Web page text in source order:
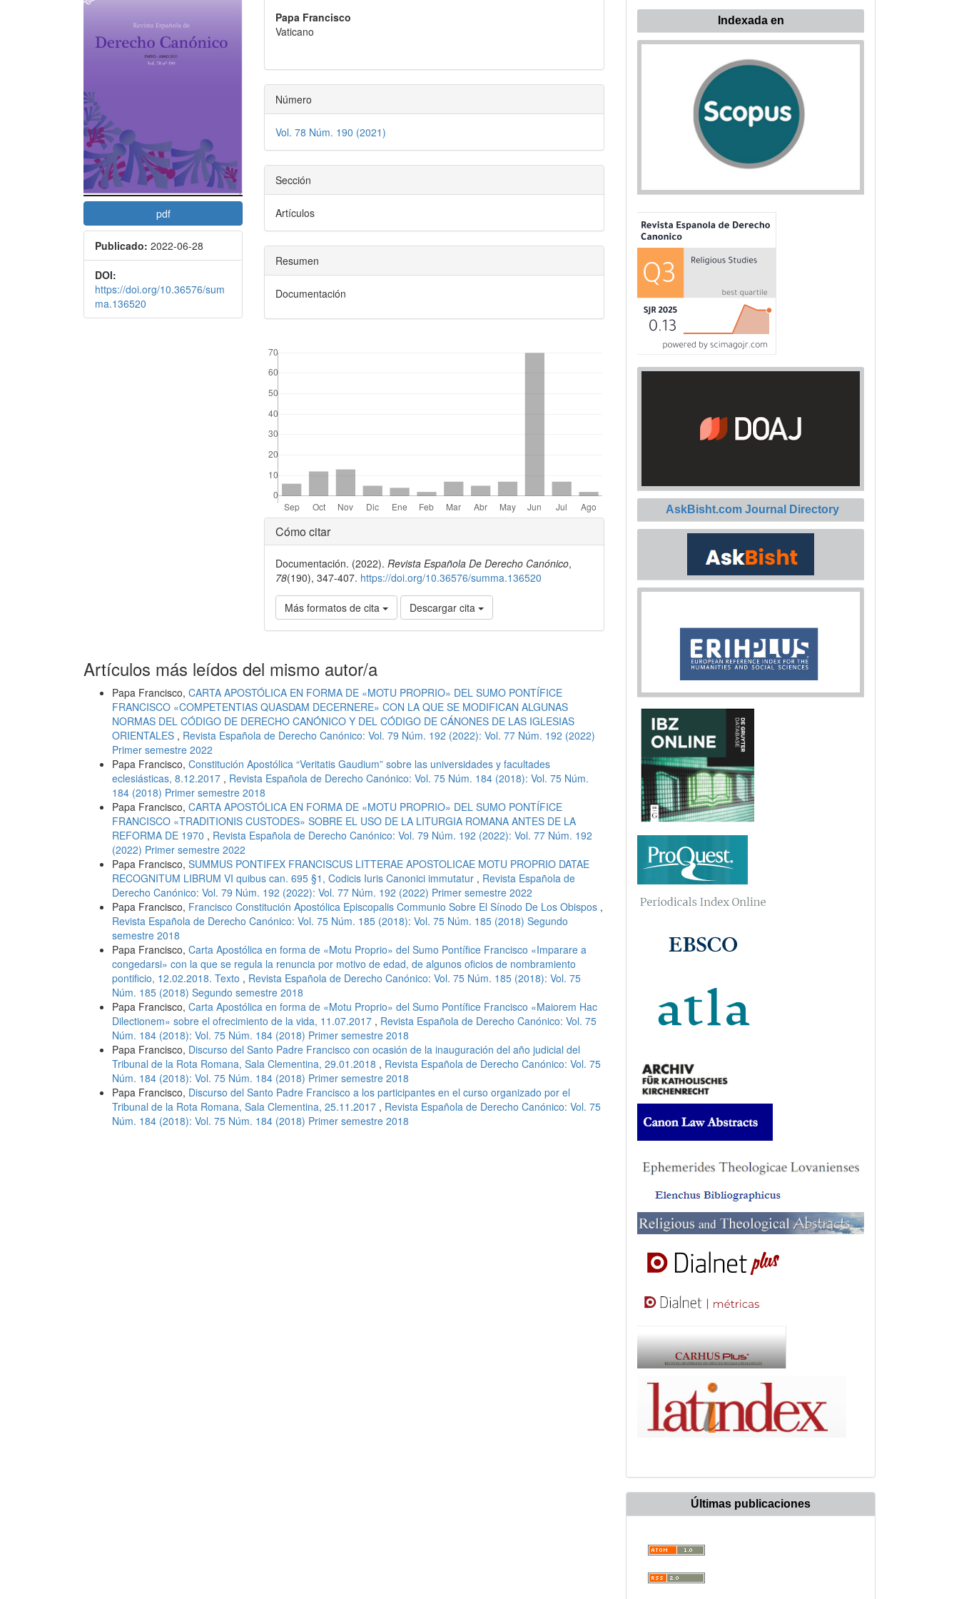
del
artículo
pdf
Publicado: 2022-06-28
DOI:
https://doi.org/10.36576/sum
ma.136520
del
Papa Francisco
Vaticano
Número
Vol. 78 Núm. 190 (2021)
Sección
Artículos
Resumen
Documentación
Detalles
del
artículo
Cómo citar
Documentación. (2022).Revista Española De Derecho Canónico,
78(190), 347-407. https://doi.org/10.36576/summa.136520
Más formatos de cita Descargar cita
Artículos más leídos del mismo autor/a
Papa Francisco, CARTA APOSTÓLICA EN FORMA DE «MOTU PROPRIO» DEL SUMO PONTÍFICE
FRANCISCO «COMPETENTIAS QUASDAM DECERNERE» CON LA QUE SE MODIFICAN ALGUNAS
NORMAS DEL CÓDIGO DE DERECHO CANÓNICO Y DEL CÓDIGO DE CÁNONES DE LAS IGLESIAS
ORIENTALES , Revista Española de Derecho Canónico: Vol. 79 Núm. 192 (2022): Vol. 77 Núm. 192 (2022)
Primer semestre 2022
Papa Francisco, Constitución Apostólica “Veritatis Gaudium” sobre las universidades y facultades
eclesiásticas, 8.12.2017 , Revista Española de Derecho Canónico: Vol. 75 Núm. 184 (2018): Vol. 75 Núm.
184 (2018) Primer semestre 2018
Papa Francisco, CARTA APOSTÓLICA EN FORMA DE «MOTU PROPRIO» DEL SUMO PONTÍFICE
FRANCISCO «TRADITIONIS CUSTODES» SOBRE EL USO DE LA LITURGIA ROMANA ANTES DE LA
REFORMA DE 1970 , Revista Española de Derecho Canónico: Vol. 79 Núm. 192 (2022): Vol. 77 Núm. 192
(2022) Primer semestre 2022
Papa Francisco, SUMMUS PONTIFEX FRANCISCUS LITTERAE APOSTOLICAE MOTU PROPRIO DATAE
RECOGNITUM LIBRUM VI quibus can. 695 §1, Codicis Iuris Canonici immutatur , Revista Española de
Derecho Canónico: Vol. 79 Núm. 192 (2022): Vol. 77 Núm. 192 (2022) Primer semestre 2022
Papa Francisco, Francisco Constitución Apostólica Episcopalis Communio Sobre El Sínodo De Los Obispos ,
Revista Española de Derecho Canónico: Vol. 75 Núm. 185 (2018): Vol. 75 Núm. 185 (2018) Segundo
semestre 2018
Papa Francisco, Carta Apostólica en forma de «Motu Proprio» del Sumo Pontífice Francisco «Imparare a
congedarsi» con la que se regula la renuncia por motivo de edad, de algunos oficios de nombramiento
pontificio, 12.02.2018. Texto , Revista Española de Derecho Canónico: Vol. 75 Núm. 185 (2018): Vol. 75
Núm. 185 (2018) Segundo semestre 2018
Papa Francisco, Carta Apostólica en forma de «Motu Proprio» del Sumo Pontífice Francisco «Maiorem Hac
Dilectionem» sobre el ofrecimiento de la vida, 11.07.2017 , Revista Española de Derecho Canónico: Vol. 75
Núm. 184 (2018): Vol. 75 Núm. 184 (2018) Primer semestre 2018
Papa Francisco, Discurso del Santo Padre Francisco con ocasión de la inauguración del año judicial del
Tribunal de la Rota Romana, Sala Clementina, 29.01.2018 , Revista Española de Derecho Canónico: Vol. 75
Núm. 184 (2018): Vol. 75 Núm. 184 (2018) Primer semestre 2018
Papa Francisco, Discurso del Santo Padre Francisco a los participantes en el curso organizado por el
Tribunal de la Rota Romana, Sala Clementina, 25.11.2017 , Revista Española de Derecho Canónico: Vol. 75
Núm. 184 (2018): Vol. 75 Núm. 184 (2018) Primer semestre 2018
Indexada
Indexada en
AskBisht.com Journal Directory
Últimas publicaciones